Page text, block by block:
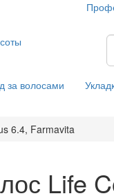
за волосами
6.4, Farmavita
Life